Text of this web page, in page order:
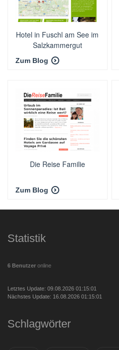
Hotel in Fuschl am See im
Salzkammergut
Zum Blog
Die Reise Familie
Zum Blog
Statistik
6 Benutzer online
Letztes Update: 09.08.2026 01:15:01
Nächstes Update: 16.08.2026 01:15:01
Schlagwörter